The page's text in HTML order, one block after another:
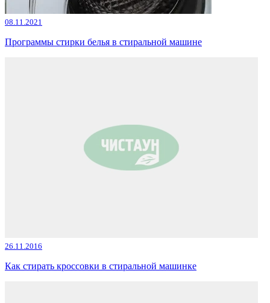
08.11.2021
Программы стирки белья в стиральной машине
26.11.2016
Как стирать кроссовки в стиральной машинке